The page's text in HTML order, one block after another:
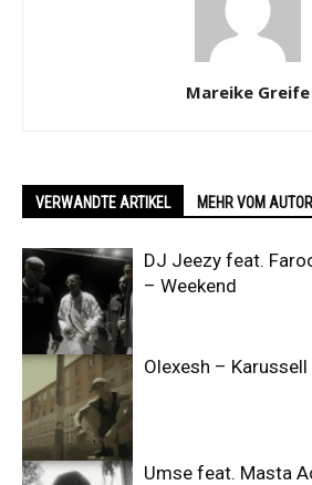
Mareike Greife
VERWANDTE ARTIKEL MEHR VOM AUTOR
DJ Jeezy feat.
– Weekend
Olexesh –
Umse feat. Masta